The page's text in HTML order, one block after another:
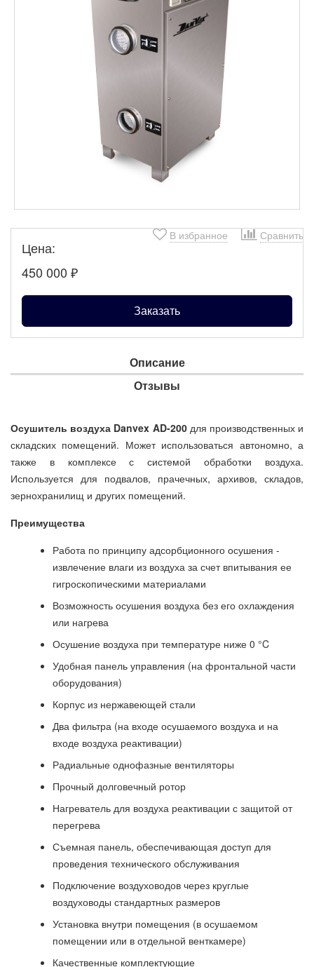
В избранное Сравнить
Цена:
450 000 ₽
Заказать
Описание
Отзывы
Осушитель воздуха Danvex AD-200для производственных и
складских помещений. Может использоваться автономно, а
также в комплексе с системой обработки воздуха.
Используется для подвалов, прачечных, архивов, складов,
зернохранилищ и других помещений.
Преимущества
Работа по принципу адсорбционного осушения -
извлечение влаги из воздуха за счет впитывания ее
гигроскопическими материалами
Возможность осушения воздуха без его охлаждения
или нагрева
Осушение воздуха при температуре ниже 0 °C
Удобная панель управления (на фронтальной части
оборудования)
Корпус из нержавеющей стали
Два фильтра (на входе осушаемого воздуха и на
входе воздуха реактивации)
Радиальные однофазные вентиляторы
Прочный долговечный ротор
Нагреватель для воздуха реактивации с защитой от
перегрева
Съемная панель, обеспечивающая доступ для
проведения технического обслуживания
Подключение воздуховодов через круглые
воздуховоды стандартных размеров
Установка внутри помещения (в осушаемом
помещении или в отдельной венткамере)
Качественные комплектующие